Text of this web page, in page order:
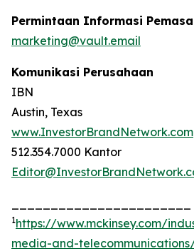
Permintaan Informasi
marketing@vault.email
Komunikasi Perusahaan
IBN
Austin, Texas
www.InvestorBrandNetwork.com
512.354.7000 Kantor
1https://www.mckinsey.com/
media-and-